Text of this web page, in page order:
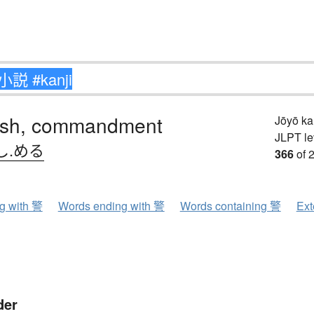
commandment
.める
Jōyō
JLPT
366of
with 警 Words ending with 警 Words containing 警